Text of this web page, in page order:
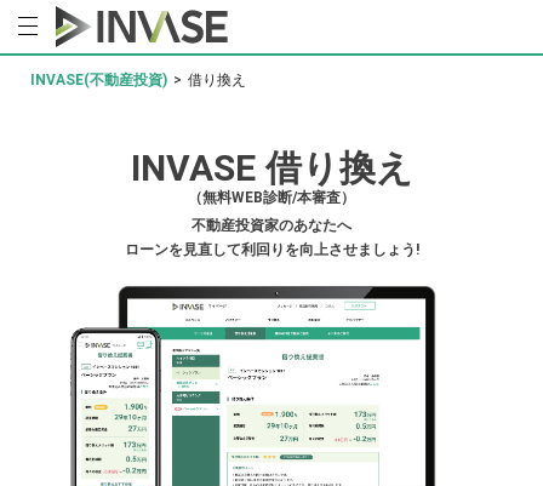
INVASE(不動産投資) > 借り換え
INVASE 借り換え
（無料WEB診断/本審査）
不動産投資家のあなたへ
ローンを見直して利回りを向上させましょう!